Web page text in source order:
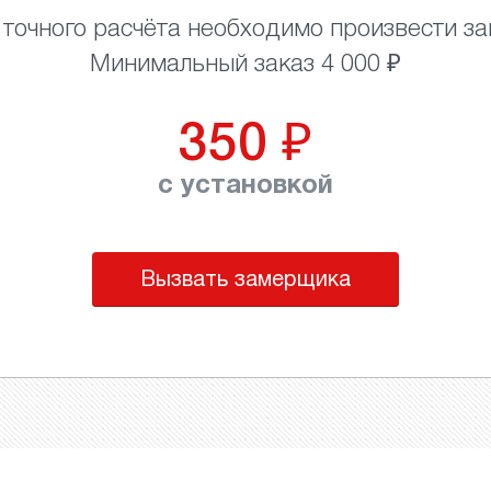
расчёта необходимо произвести
Минимальный заказ 4 000 ₽
350 ₽
с установкой
Вызвать замерщика